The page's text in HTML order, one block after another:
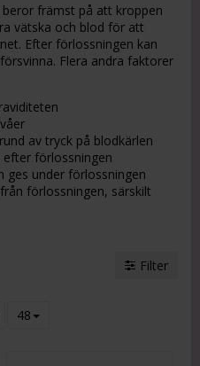
främst på att kroppen
vätska och blod för att
Efter förlossningen kan
Flera andra faktorer
av tryck på blodkärlen
efter förlossningen
ges under förlossningen
förlossningen, särskilt
Filter
48